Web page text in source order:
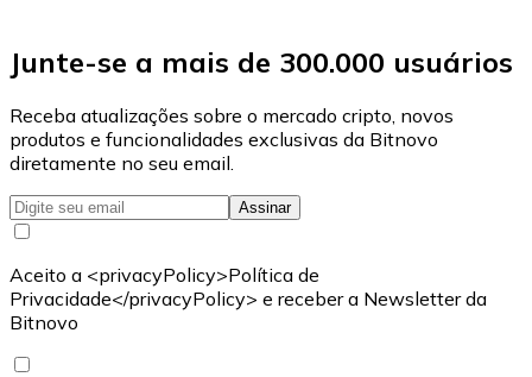
Junte-se a mais de 300.000 usuários
Receba atualizações sobre o mercado cripto, novos
produtos e funcionalidades exclusivas da Bitnovo
diretamente no seu email.
Assinar
Aceito a <privacyPolicy>Política de
Privacidade</privacyPolicy> e receber a Newsletter da
Bitnovo